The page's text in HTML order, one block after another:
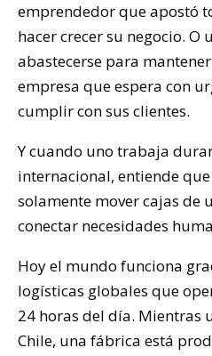
emprendedor que apostó
hacer crecer su negocio. O
abastecerse para
empresa que espera con
cumplir con sus clientes.
Y cuando uno trabaja
internacional, entiende
solamente mover cajas de
conectar necesidades
Hoy el mundo funciona
logísticas globales que
24 horas del día. Mientras
Chile, una fábrica está